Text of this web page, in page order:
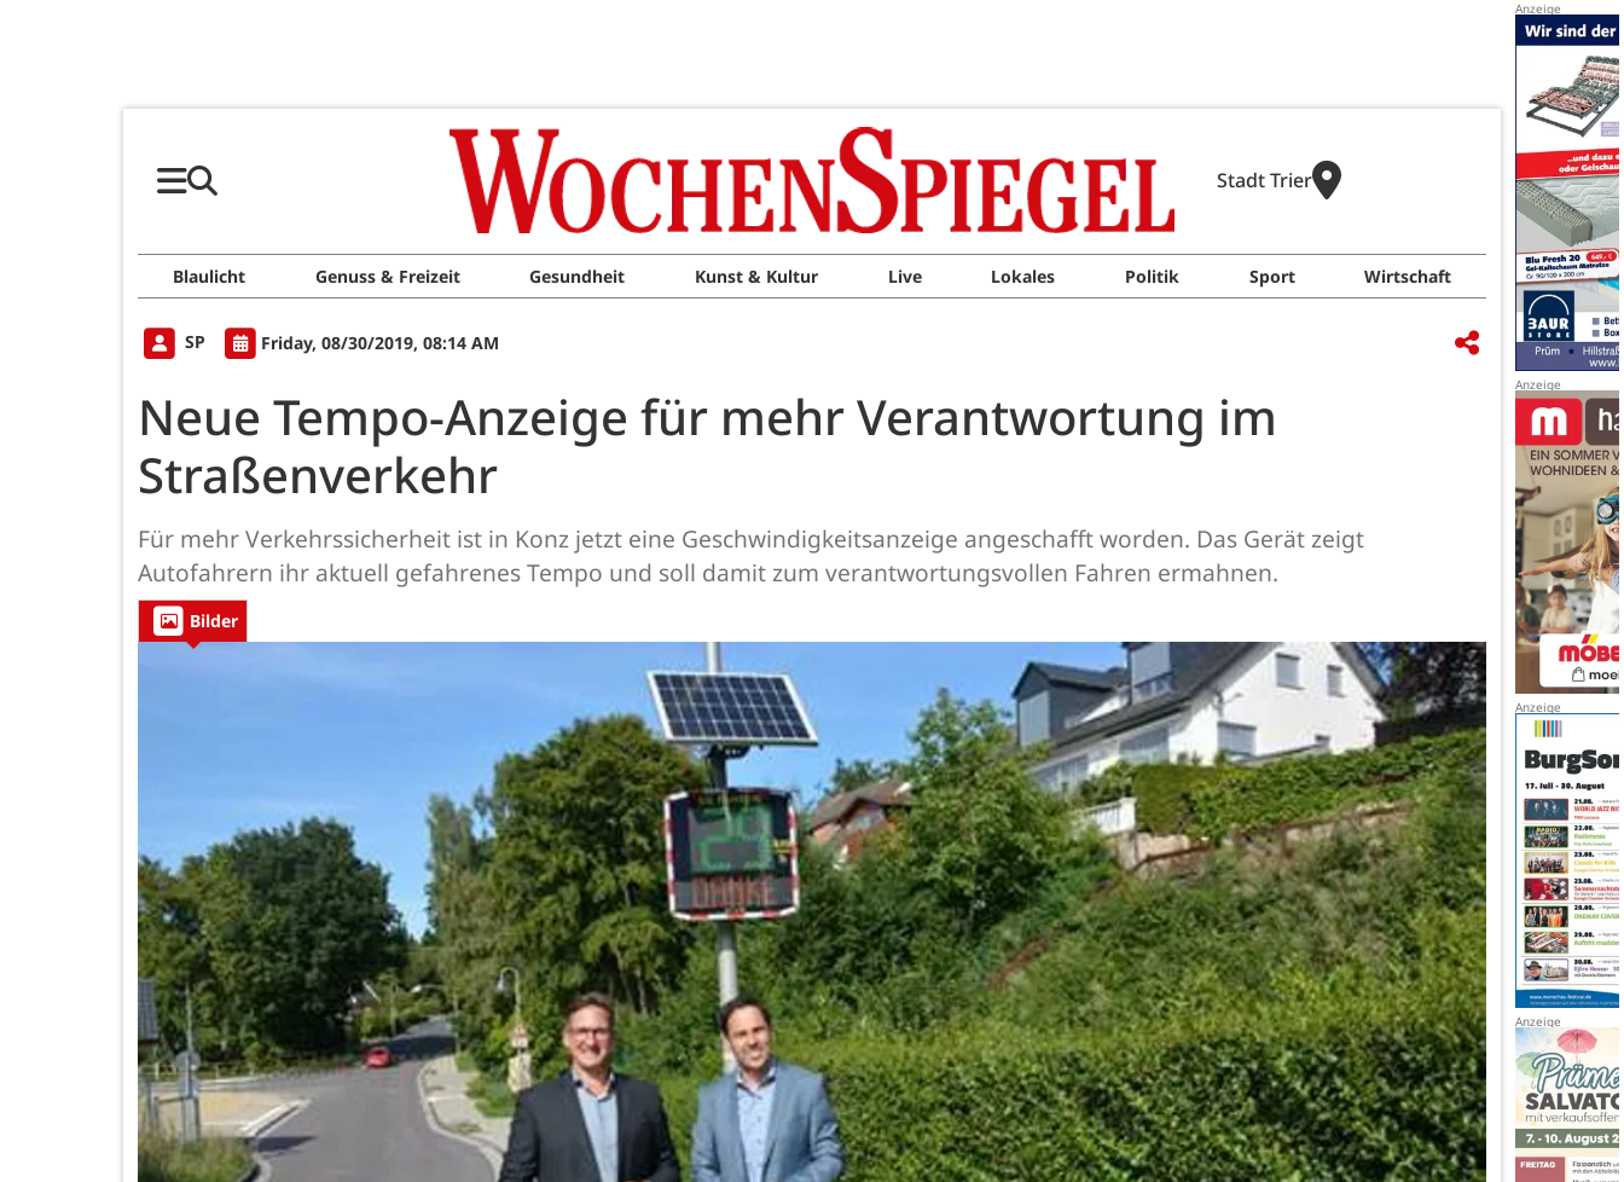
Stadt Trier
Blaulicht Genuss & Freizeit Gesundheit Kunst & Kultur Live Lokales Politik Sport Wirtschaft
SP Friday, 08/30/2019, 08:14 AM
Neue Tempo-Anzeige für mehr Verantwortung im
Straßenverkehr
Für mehr Verkehrssicherheit ist in Konz jetzt eine Geschwindigkeitsanzeige angeschafft worden. Das Gerät zeigt
Autofahrern ihr aktuell gefahrenes Tempo und soll damit zum verantwortungsvollen Fahren ermahnen.
Bilder